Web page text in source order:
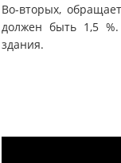
Во-вторых,
должен быть 1,5
здания.